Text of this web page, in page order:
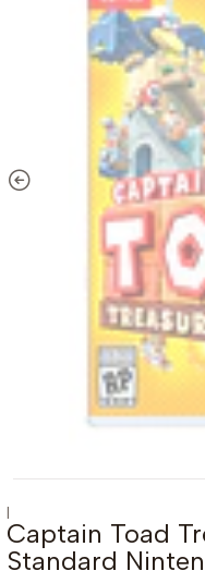
|
Captain Toad
Standard